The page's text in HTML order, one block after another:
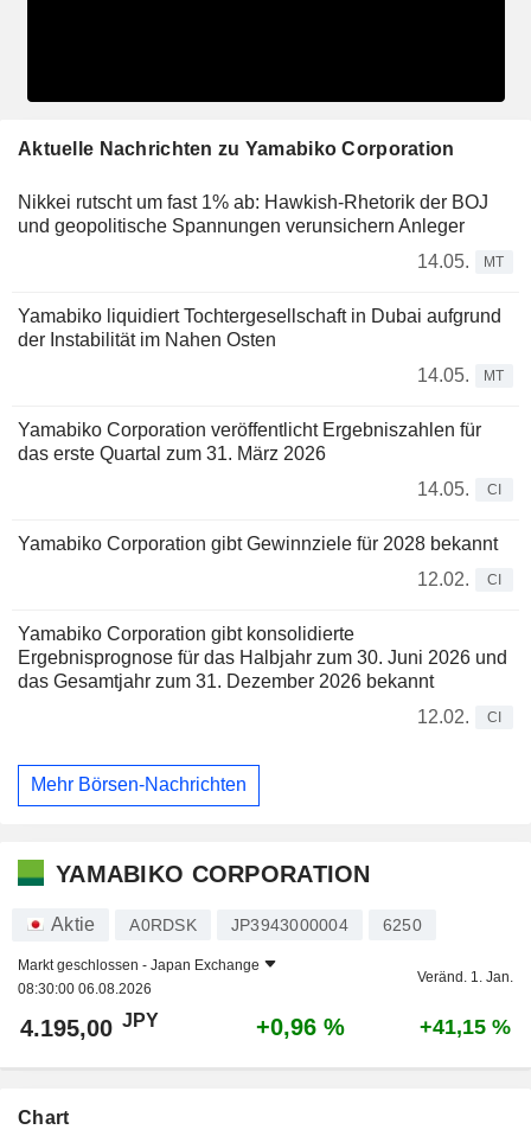
Aktuelle Nachrichten zu Yamabiko Corporation
Nikkei rutscht um fast 1% ab: Hawkish-Rhetorik der BOJ
und geopolitische Spannungen verunsichern Anleger
14.05.
MT
Yamabiko liquidiert Tochtergesellschaft in Dubai aufgrund
der Instabilität im Nahen Osten
14.05.
MT
Yamabiko Corporation veröffentlicht Ergebniszahlen für
das erste Quartal zum 31. März 2026
14.05.
CI
Yamabiko Corporation gibt Gewinnziele für 2028 bekannt
12.02.
CI
Yamabiko Corporation gibt konsolidierte
Ergebnisprognose für das Halbjahr zum 30. Juni 2026 und
das Gesamtjahr zum 31. Dezember 2026 bekannt
12.02.
CI
Mehr Börsen-Nachrichten
YAMABIKO CORPORATION
Aktie A0RDSK JP3943000004 6250
Markt geschlossen - Japan Exchange
08:30:00 06.08.2026
Veränd. 1. Jan.
4.195,00 JPY +0,96 % +41,15 %
Chart